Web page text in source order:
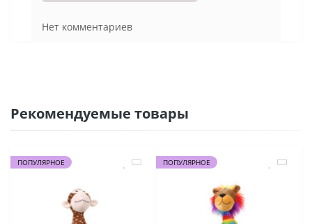
Нет комментариев
Рекомендуемые товары
ПОПУЛЯРНОЕ ПОПУЛЯРНОЕ